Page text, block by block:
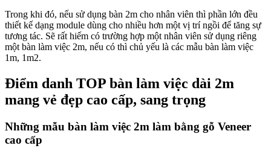
Trong khi đó, nếu sử dụng bàn 2m cho nhân viên thì phần lớn đều
thiết kế dạng module dùng cho nhiều hơn một vị trí ngồi để tăng sự
tương tác. Sẽ rất hiếm có trường hợp một nhân viên sử dụng riêng
một bàn làm việc 2m, nếu có thì chủ yếu là các mẫu bàn làm việc
1m, 1m2.
Điểm danh TOP bàn làm việc dài 2m
mang vẻ đẹp cao cấp, sang trọng
Những mẫu bàn làm việc 2m làm bằng gỗ Veneer
cao cấp